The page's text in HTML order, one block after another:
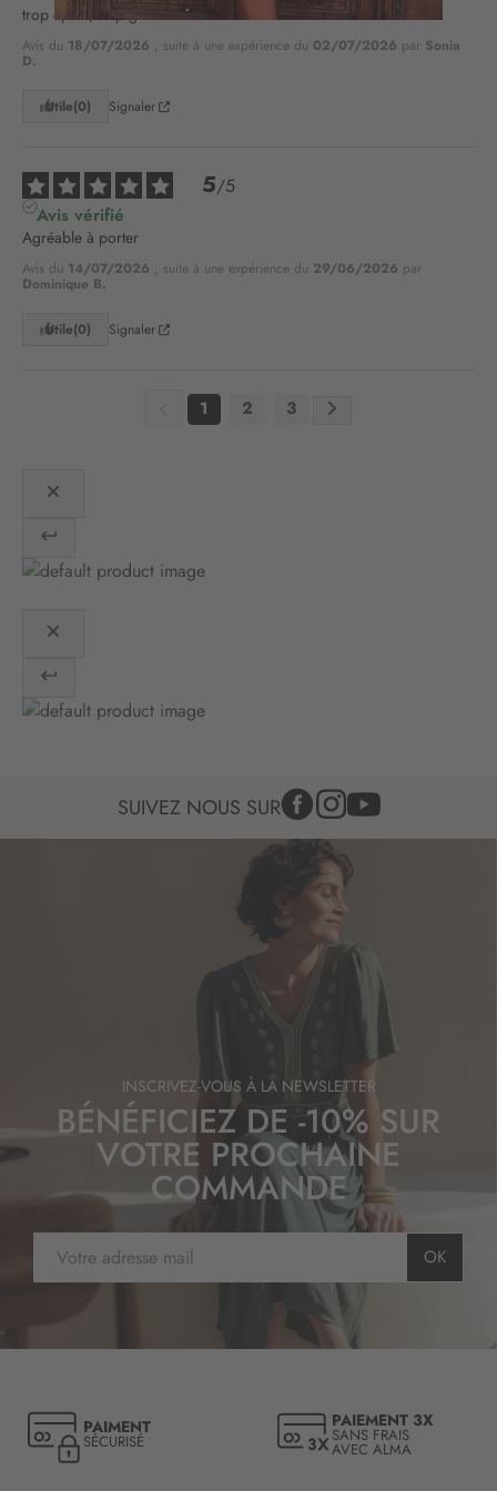
trop épais, trop grand
Avis du 18/07/2026 , suite à une expérience du 02/07/2026 par Sonia
D.
Utile(0) Signaler
5/5
Avis vérifié
Agréable à porter
Avis du 14/07/2026 , suite à une expérience du 29/06/2026 par
Dominique B.
Utile(0) Signaler
1 2 3
SUIVEZ NOUS SUR
INSCRIVEZ-VOUS À LA NEWSLETTER
BÉNÉFICIEZ DE -10% SUR
VOTRE PROCHAINE
COMMANDE
s
i
o
OK
PAIMENT
SÉCURISÉ
PAIEMENT 3X
SANS FRAIS
AVEC ALMA
o
e
t
t
r
e
d
’
n
: